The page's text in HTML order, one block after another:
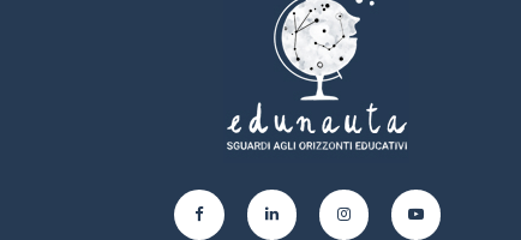
Capacità di gestire il proprio
apprendimento e la propria
carriera
Capacità di favorire il proprio
benessere fisico ed emotivo